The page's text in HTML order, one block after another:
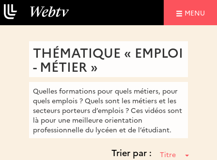
MENU
THÉMATIQUE « EMPLOI
- MÉTIER »
Quelles formations pour quels métiers, pour
quels emplois ? Quels sont les métiers et les
secteurs porteurs d’emplois ? Ces vidéos sont
là pour une meilleure orientation
professionnelle du lycéen et de l’étudiant.
Trier par : Titre